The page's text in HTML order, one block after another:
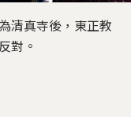
清真寺後，東正教
對。